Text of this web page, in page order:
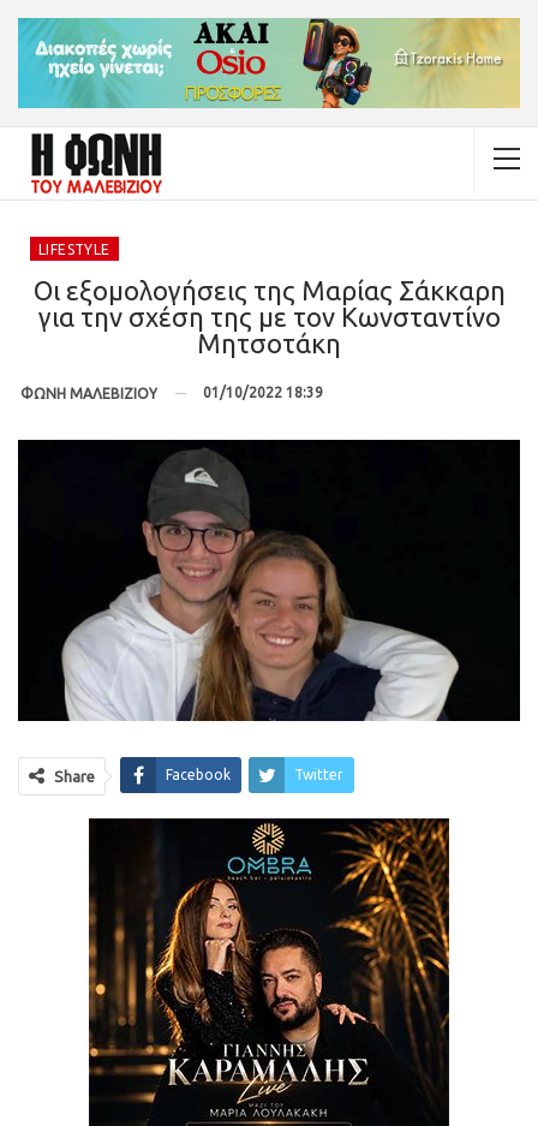
LIFESTYLE
Οι εξομολογήσεις της Μαρίας Σάκκαρη
για την σχέση της με τον Κωνσταντίνο
Μητσοτάκη
ΦΩΝΗ ΜΑΛΕΒΙΖΙΟΥ 01/10/2022 18:39
Share Facebook Twitter